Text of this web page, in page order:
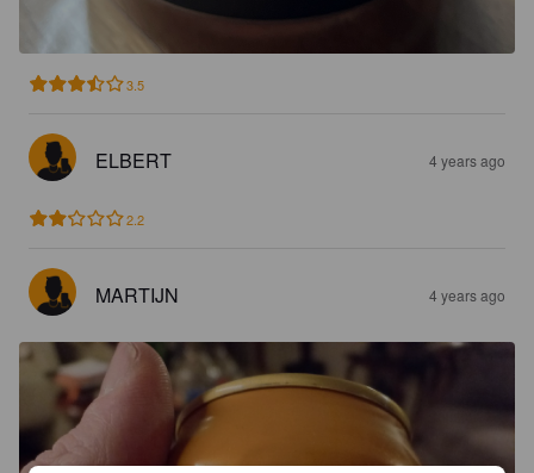
3.5
ELBERT 4 years ago
2.2
MARTIJN 4 years ago